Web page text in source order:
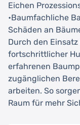
Eichen
•Baumfachliche
Schäden an
Durch den
fortschrittlicher
erfahrenen
zugänglichen
arbeiten. So
Raum für mehr